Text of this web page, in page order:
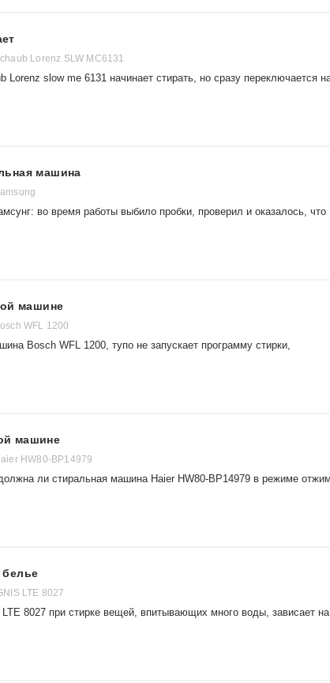
Lorenz SLW MC6131
slow me 6131 начинает стирать, но сразу переключается
машина
во время работы выбило пробки, проверил и оказалось, что
машине
WFL 1200
Bosch WFL 1200, тупо не запускает программу стирки,
машине
HW80-BP14979
ли стиральная машина Haier HW80-BP14979 в режиме
LTE 8027
8027 при стирке вещей, впитывающих много воды, зависает на